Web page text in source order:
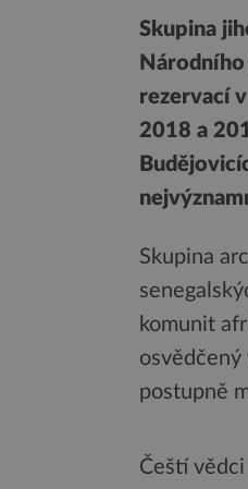
Skupina
rezervací
2018 a
Skupina
komunit
postupně
Čeští